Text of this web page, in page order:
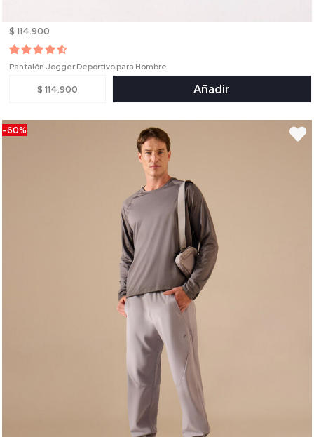
$ 114.900
Pantalón Jogger Deportivo para Hombre
$ 114.900 Añadir
-60%